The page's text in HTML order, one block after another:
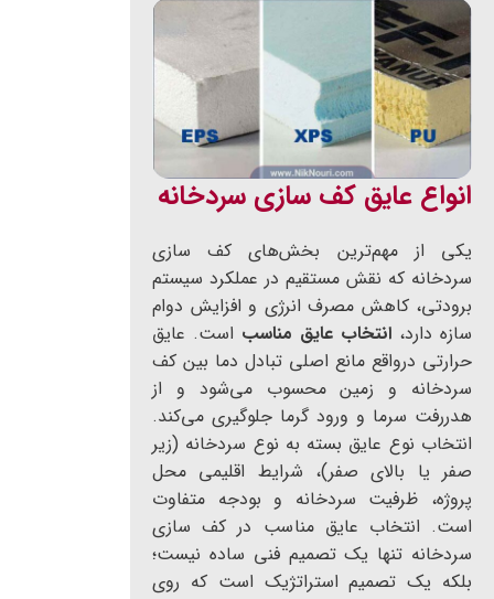
انواع عایق کف سازی سردخانه
یکی از مهم‌ترین بخش‌های کف سازی
سردخانه که نقش مستقیم در عملکرد سیستم
برودتی، کاهش مصرف انرژی و افزایش دوام
سازه دارد، انتخاب عایق مناسب است. عایق
حرارتی درواقع مانع اصلی تبادل دما بین کف
سردخانه و زمین محسوب می‌شود و از
هدررفت سرما و ورود گرما جلوگیری می‌کند.
انتخاب نوع عایق بسته به نوع سردخانه (زیر
صفر یا بالای صفر)، شرایط اقلیمی محل
پروژه، ظرفیت سردخانه و بودجه متفاوت
است. انتخاب عایق مناسب در کف سازی
سردخانه تنها یک تصمیم فنی ساده نیست؛
بلکه یک تصمیم استراتژیک است که روی